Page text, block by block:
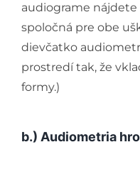
audiograme
spoločná pre obe
dievčatko
prostredí tak, že
formy.)
b.) Audiometria